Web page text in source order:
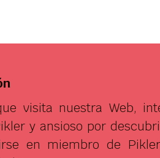
visita nuestra Web,
y ansioso por
en miembro de